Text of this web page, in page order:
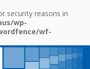
security reasons in
wp-
wf-